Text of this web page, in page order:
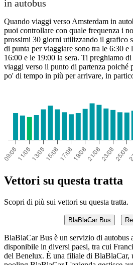
in autobus
Quando viaggi verso Amsterdam in
puoi controllare con quale frequenza i
prossimi 30 giorni utilizzando il grafico
di punta per viaggiare sono tra le 6:30 e
16:00 e le 19:00 la sera. Ti preghiamo
viaggi verso il punto di partenza poiché
po' di tempo in più per arrivare, in
Vettori su questa tratta
Scopri di più sui vettori su questa tratta.
BlaBlaCar Bus
BlaBlaCar Bus è un servizio di autobus
disponibile in diversi paesi, tra cui
del Benelux. È una filiale di BlaBlaCar,